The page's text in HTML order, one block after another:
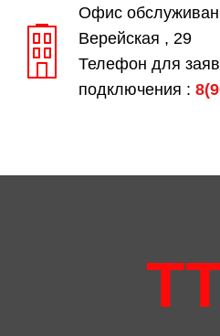
Офис
Верейская , 29
Телефон для
подключения :